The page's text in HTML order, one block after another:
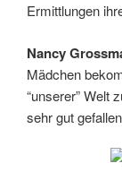
Ermittlungen
Nancy
Mädchen
“unserer” Welt
sehr gut